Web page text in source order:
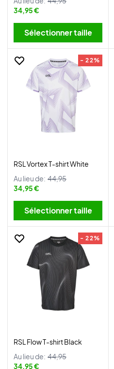
34,95 €
Sélectionner taille
- 22%
RSL Vortex T-shirt White
Au lieu de: 44,95
34,95 €
Sélectionner taille
- 22%
RSL Flow T-shirt Black
Au lieu de: 44,95
34,95 €